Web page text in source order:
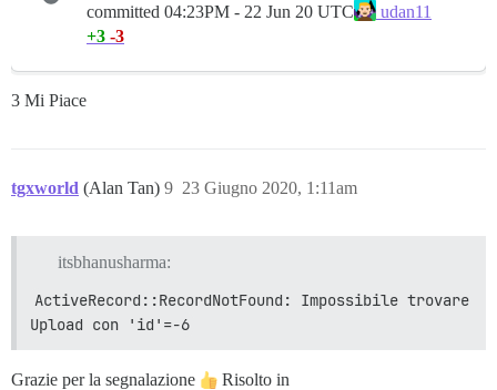
committed 04:23PM - 22 Jun 20 UTC
udan11
+3 -3
3 Mi Piace
tgxworld (Alan Tan) 23 Giugno 2020, 1:11am
9
itsbhanusharma:
ActiveRecord::RecordNotFound: Impossibile trovare
Upload con 'id'=-6
Grazie per la segnalazione Risolto in